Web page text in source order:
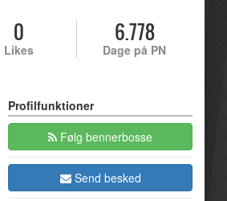
0
Likes
6.778
Dage på PN
Profilfunktioner
Følg bennerbosse
Send besked